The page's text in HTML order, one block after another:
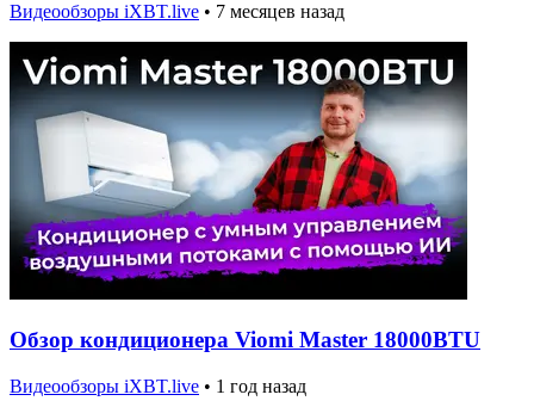
Видеообзоры iXBT.live • 7 месяцев назад
Обзор кондиционера Viomi Master 18000BTU
Видеообзоры iXBT.live • 1 год назад